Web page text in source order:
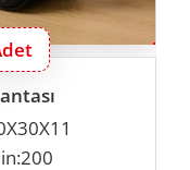
için fiyatı:
İmalat